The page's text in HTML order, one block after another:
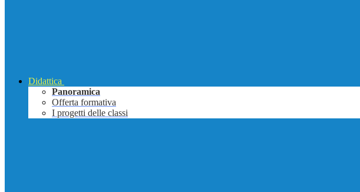
Didattica
Panoramica
Offerta formativa
I progetti delle classi